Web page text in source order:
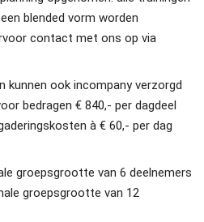
blended vorm worden
contact met ons op via
kunnen ook incompany verzorgd
bedragen € 840,- per dagdeel
à € 60,- per dag
groepsgrootte van 6 deelnemers
groepsgrootte van 12